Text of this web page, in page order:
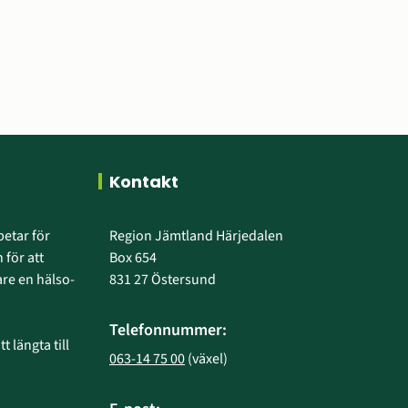
för
för att
en hälso-
längta till
Kontakt
Region Jämtland Härjedalen
Box 654
831 27 Östersund
Telefonnummer:
063-14 75 00 (växel)